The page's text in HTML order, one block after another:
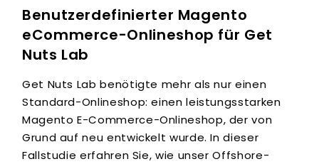
Benutzerdefinierter Magento
eCommerce-Onlineshop für Get
Nuts Lab
Get Nuts Lab benötigte mehr als nur einen
Standard-Onlineshop: einen leistungsstarken
Magento E-Commerce-Onlineshop, der von
Grund auf neu entwickelt wurde. In dieser
Fallstudie erfahren Sie, wie unser Offshore-